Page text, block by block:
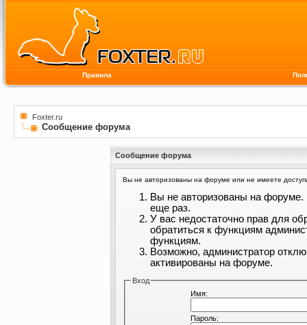
Правила
Foxter.ru
Сообщение форума
Сообщение форума
Вы не авторизованы на форуме или не имеете
Вы не авторизованы на форуме.
еще раз.
У вас недостаточно прав для
обратиться к функциям
функциям.
Возможно, администратор
активированы на форуме.
Вход
Имя:
Пароль: